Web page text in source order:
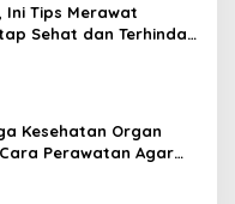
Ini Tips Merawat
Sehat dan Terhindar
Kesehatan Organ
Perawatan Agar